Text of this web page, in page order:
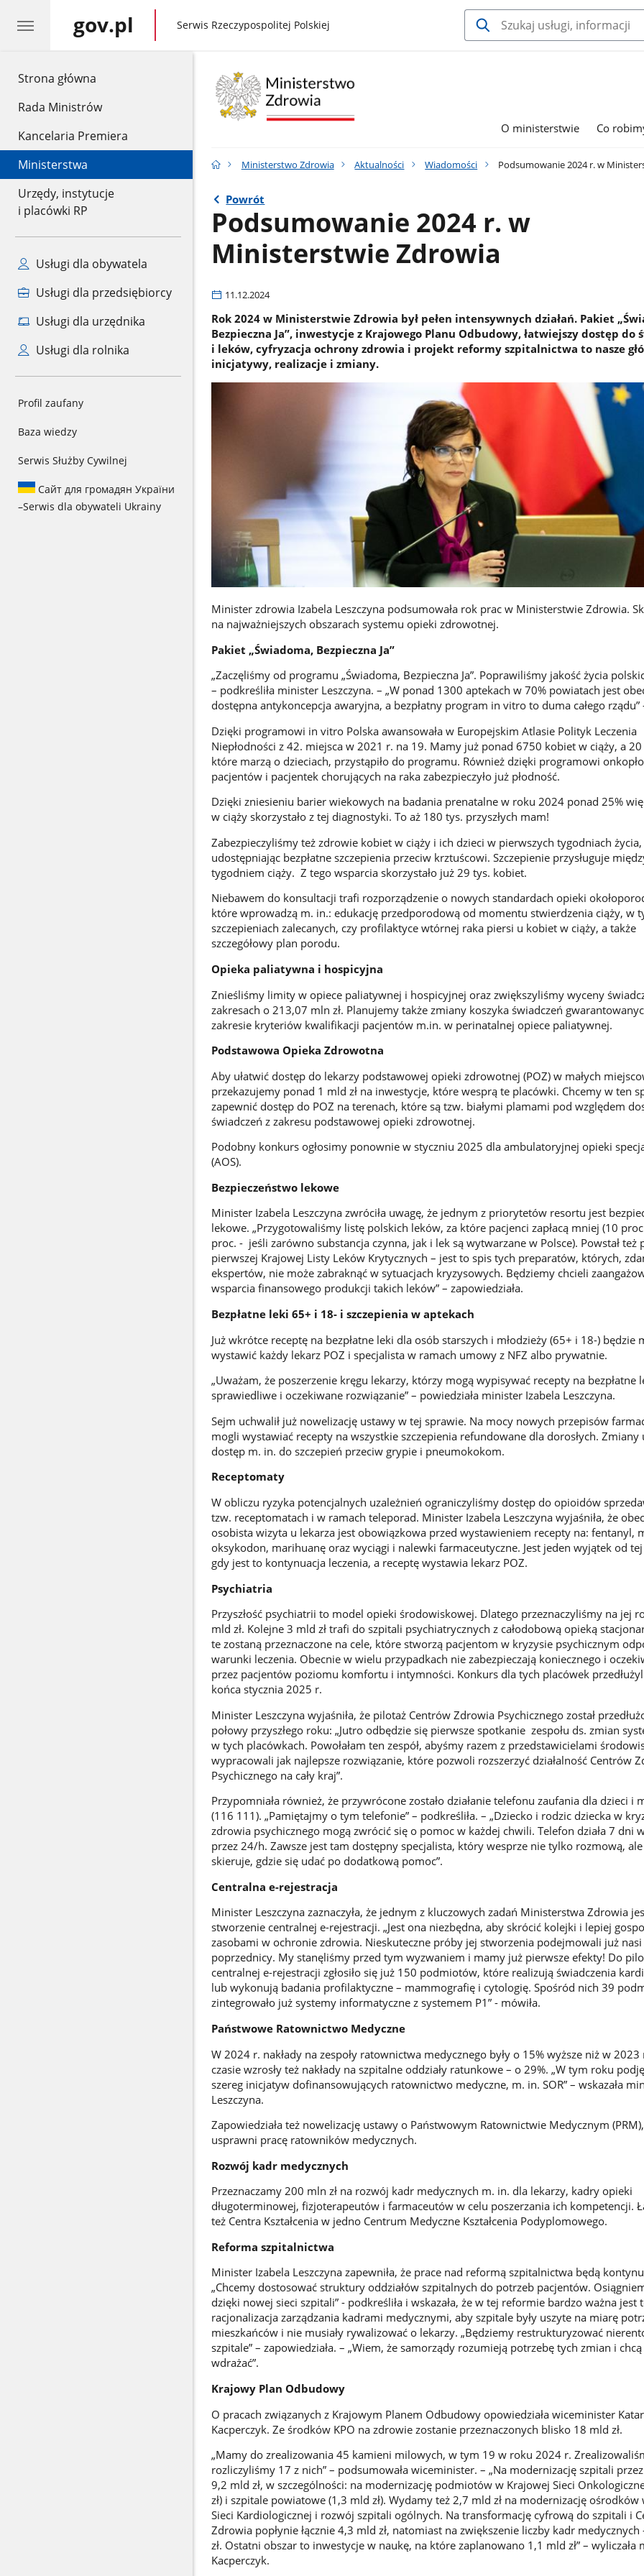
Strona główna
Rada Ministrów
Kancelaria Premiera
Ministerstwa
Urzędy, instytucje
i placówki RP
Usługi dla obywatela
Usługi dla przedsiębiorcy
Usługi dla urzędnika
Usługi dla rolnika
Profil zaufany
Baza wiedzy
Serwis Służby Cywilnej
Сайт для громадян України
–Serwis dla obywateli Ukrainy
gov.pl gov.pl
Serwis Rzeczypospolitej Polskiej
O ministerstwie Co
Ministerstwo Zdrowia Aktualności Wiadomości Podsumowanie 2024 r. w
Powrót
Podsumowanie 2024 r. w
Ministerstwie Zdrowia
11.12.2024
Rok 2024 w Ministerstwie Zdrowia był pełen intensywnych działań. Pakiet
Bezpieczna Ja”, inwestycje z Krajowego Planu Odbudowy, łatwiejszy dostęp do
i leków, cyfryzacja ochrony zdrowia i projekt reformy szpitalnictwa to nasze
inicjatywy, realizacje i zmiany.
Minister zdrowia Izabela Leszczyna podsumowała rok prac w Ministerstwie Zdrowia.
na najważniejszych obszarach systemu opieki zdrowotnej.
Pakiet „Świadoma, Bezpieczna Ja”
„Zaczęliśmy od programu „Świadoma, Bezpieczna Ja”. Poprawiliśmy jakość życia
– podkreśliła minister Leszczyna. – „W ponad 1300 aptekach w 70% powiatach jest
dostępna antykoncepcja awaryjna, a bezpłatny program in vitro to duma całego rządu”
Dzięki programowi in vitro Polska awansowała w Europejskim Atlasie Polityk Leczenia
Niepłodności z 42. miejsca w 2021 r. na 19. Mamy już ponad 6750 kobiet w ciąży, a
które marzą o dzieciach, przystąpiło do programu. Również dzięki programowi
pacjentów i pacjentek chorujących na raka zabezpieczyło już płodność.
Dzięki zniesieniu barier wiekowych na badania prenatalne w roku 2024 ponad 25%
w ciąży skorzystało z tej diagnostyki. To aż 180 tys. przyszłych mam!
Zabezpieczyliśmy też zdrowie kobiet w ciąży i ich dzieci w pierwszych tygodniach życia,
udostępniając bezpłatne szczepienia przeciw krztuścowi. Szczepienie przysługuje
tygodniem ciąży. Z tego wsparcia skorzystało już 29 tys. kobiet.
Niebawem do konsultacji trafi rozporządzenie o nowych standardach opieki
które wprowadzą m. in.: edukację przedporodową od momentu stwierdzenia ciąży, w
szczepieniach zalecanych, czy profilaktyce wtórnej raka piersi u kobiet w ciąży, a także
szczegółowy plan porodu.
Opieka paliatywna i hospicyjna
Znieśliśmy limity w opiece paliatywnej i hospicyjnej oraz zwiększyliśmy wyceny
zakresach o 213,07 mln zł. Planujemy także zmiany koszyka świadczeń
zakresie kryteriów kwalifikacji pacjentów m.in. w perinatalnej opiece paliatywnej.
Podstawowa Opieka Zdrowotna
Aby ułatwić dostęp do lekarzy podstawowej opieki zdrowotnej (POZ) w małych
przekazujemy ponad 1 mld zł na inwestycje, które wesprą te placówki. Chcemy w ten
zapewnić dostęp do POZ na terenach, które są tzw. białymi plamami pod względem
świadczeń z zakresu podstawowej opieki zdrowotnej.
Podobny konkurs ogłosimy ponownie w styczniu 2025 dla ambulatoryjnej opieki
(AOS).
Bezpieczeństwo lekowe
Minister Izabela Leszczyna zwróciła uwagę, że jednym z priorytetów resortu jest
lekowe. „Przygotowaliśmy listę polskich leków, za które pacjenci zapłacą mniej (10
proc. - jeśli zarówno substancja czynna, jak i lek są wytwarzane w Polsce). Powstał też
pierwszej Krajowej Listy Leków Krytycznych – jest to spis tych preparatów, których,
ekspertów, nie może zabraknąć w sytuacjach kryzysowych. Będziemy chcieli
wsparcia finansowego produkcji takich leków” – zapowiedziała.
Bezpłatne leki 65+ i 18- i szczepienia w aptekach
Już wkrótce receptę na bezpłatne leki dla osób starszych i młodzieży (65+ i 18-) będzie
wystawić każdy lekarz POZ i specjalista w ramach umowy z NFZ albo prywatnie.
„Uważam, że poszerzenie kręgu lekarzy, którzy mogą wypisywać recepty na bezpłatne
sprawiedliwe i oczekiwane rozwiązanie” – powiedziała minister Izabela Leszczyna.
Sejm uchwalił już nowelizację ustawy w tej sprawie. Na mocy nowych przepisów
mogli wystawiać recepty na wszystkie szczepienia refundowane dla dorosłych. Zmiany
dostęp m. in. do szczepień przeciw grypie i pneumokokom.
Receptomaty
W obliczu ryzyka potencjalnych uzależnień ograniczyliśmy dostęp do opioidów
tzw. receptomatach i w ramach teleporad. Minister Izabela Leszczyna wyjaśniła, że
osobista wizyta u lekarza jest obowiązkowa przed wystawieniem recepty na: fentanyl,
oksykodon, marihuanę oraz wyciągi i nalewki farmaceutyczne. Jest jeden wyjątek od tej
gdy jest to kontynuacja leczenia, a receptę wystawia lekarz POZ.
Psychiatria
Przyszłość psychiatrii to model opieki środowiskowej. Dlatego przeznaczyliśmy na jej
mld zł. Kolejne 3 mld zł trafi do szpitali psychiatrycznych z całodobową opieką
te zostaną przeznaczone na cele, które stworzą pacjentom w kryzysie psychicznym
warunki leczenia. Obecnie w wielu przypadkach nie zabezpieczają koniecznego i
przez pacjentów poziomu komfortu i intymności. Konkurs dla tych placówek
końca stycznia 2025 r.
Minister Leszczyna wyjaśniła, że pilotaż Centrów Zdrowia Psychicznego został
połowy przyszłego roku: „Jutro odbędzie się pierwsze spotkanie zespołu ds. zmian
w tych placówkach. Powołałam ten zespół, abyśmy razem z przedstawicielami
wypracowali jak najlepsze rozwiązanie, które pozwoli rozszerzyć działalność Centrów
Psychicznego na cały kraj”.
Przypomniała również, że przywrócone zostało działanie telefonu zaufania dla dzieci i
(116 111). „Pamiętajmy o tym telefonie” – podkreśliła. – „Dziecko i rodzic dziecka w
zdrowia psychicznego mogą zwrócić się o pomoc w każdej chwili. Telefon działa 7 dni
przez 24/h. Zawsze jest tam dostępny specjalista, który wesprze nie tylko rozmową,
skieruje, gdzie się udać po dodatkową pomoc”.
Centralna e-rejestracja
Minister Leszczyna zaznaczyła, że jednym z kluczowych zadań Ministerstwa Zdrowia
stworzenie centralnej e-rejestracji. „Jest ona niezbędna, aby skrócić kolejki i lepiej
zasobami w ochronie zdrowia. Nieskuteczne próby jej stworzenia podejmowali już nasi
poprzednicy. My stanęliśmy przed tym wyzwaniem i mamy już pierwsze efekty! Do
centralnej e-rejestracji zgłosiło się już 150 podmiotów, które realizują świadczenia
lub wykonują badania profilaktyczne – mammografię i cytologię. Spośród nich 39
zintegrowało już systemy informatyczne z systemem P1” - mówiła.
Państwowe Ratownictwo Medyczne
W 2024 r. nakłady na zespoły ratownictwa medycznego były o 15% wyższe niż w
czasie wzrosły też nakłady na szpitalne oddziały ratunkowe – o 29%. „W tym roku
szereg inicjatyw dofinansowujących ratownictwo medyczne, m. in. SOR” – wskazała
Leszczyna.
Zapowiedziała też nowelizację ustawy o Państwowym Ratownictwie Medycznym
usprawni pracę ratowników medycznych.
Rozwój kadr medycznych
Przeznaczamy 200 mln zł na rozwój kadr medycznych m. in. dla lekarzy, kadry opieki
długoterminowej, fizjoterapeutów i farmaceutów w celu poszerzania ich kompetencji.
też Centra Kształcenia w jedno Centrum Medyczne Kształcenia Podyplomowego.
Reforma szpitalnictwa
Minister Izabela Leszczyna zapewniła, że prace nad reformą szpitalnictwa będą
„Chcemy dostosować struktury oddziałów szpitalnych do potrzeb pacjentów.
dzięki nowej sieci szpitali” - podkreśliła i wskazała, że w tej reformie bardzo ważna jest
racjonalizacja zarządzania kadrami medycznymi, aby szpitale były uszyte na miarę
mieszkańców i nie musiały rywalizować o lekarzy. „Będziemy restrukturyzować
szpitale” – zapowiedziała. – „Wiem, że samorządy rozumieją potrzebę tych zmian i
wdrażać”.
Krajowy Plan Odbudowy
O pracach związanych z Krajowym Planem Odbudowy opowiedziała wiceminister
Kacperczyk. Ze środków KPO na zdrowie zostanie przeznaczonych blisko 18 mld zł.
„Mamy do zrealizowania 45 kamieni milowych, w tym 19 w roku 2024 r.
rozliczyliśmy 17 z nich” – podsumowała wiceminister. – „Na modernizację szpitali
9,2 mld zł, w szczególności: na modernizację podmiotów w Krajowej Sieci
zł) i szpitale powiatowe (1,3 mld zł). Wydamy też 2,7 mld zł na modernizację
Sieci Kardiologicznej i rozwój szpitali ogólnych. Na transformację cyfrową do szpitali i
Zdrowia popłynie łącznie 4,3 mld zł, natomiast na zwiększenie liczby kadr
zł. Ostatni obszar to inwestycje w naukę, na które zaplanowano 1,1 mld zł” – wyliczała
Kacperczyk.